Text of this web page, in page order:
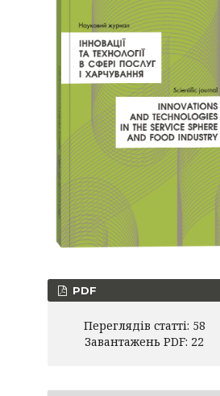
PDF
Переглядів статті: 58
Завантажень PDF: 22